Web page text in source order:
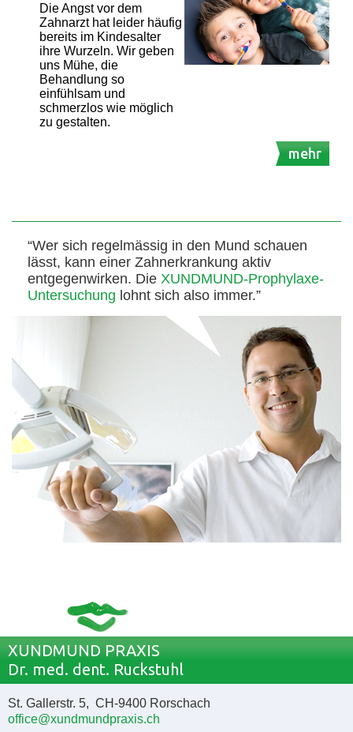
Die Angst vor dem
Zahnarzt hat leider häufig
bereits im Kindesalter
ihre Wurzeln. Wir geben
uns Mühe, die
Behandlung so
einfühlsam und
schmerzlos wie möglich
zu gestalten.
mehr
“Wer sich regelmässig in den Mund schauen
lässt, kann einer Zahnerkrankung aktiv
entgegenwirken. Die XUNDMUND-Prophylaxe-
Untersuchung lohnt sich also immer.”
XUNDMUND PRAXIS
Dr. med. dent. Ruckstuhl
St. Gallerstr. 5, CH-9400 Rorschach
office@xundmundpraxis.ch